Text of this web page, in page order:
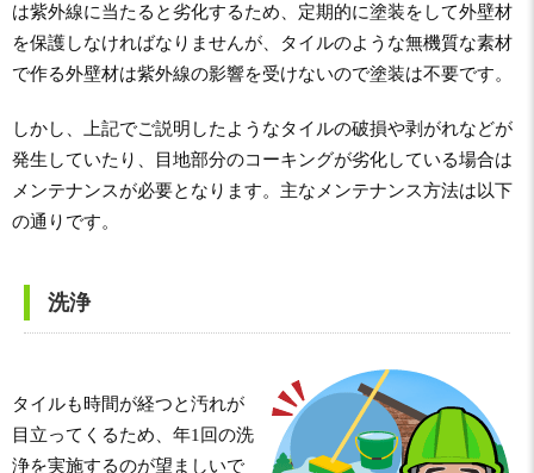
は紫外線に当たると劣化するため、定期的に塗装をして外壁材
を保護しなければなりませんが、タイルのような無機質な素材
で作る外壁材は紫外線の影響を受けないので塗装は不要です。
しかし、上記でご説明したようなタイルの破損や剥がれなどが
発生していたり、目地部分のコーキングが劣化している場合は
メンテナンスが必要となります。主なメンテナンス方法は以下
の通りです。
洗浄
タイルも時間が経つと汚れが
目立ってくるため、年1回の洗
浄を実施するのが望ましいで